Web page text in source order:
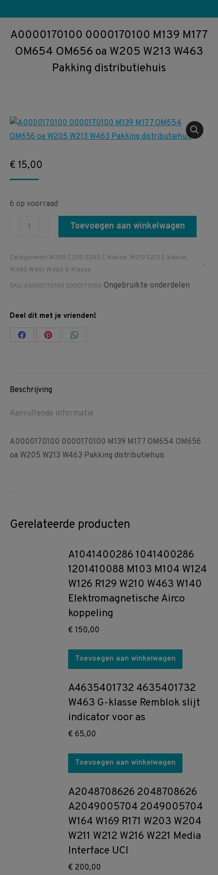
A0000170100 0000170100 M139 M177
OM654 OM656 oa W205 W213 W463
Pakking distributiehuis
€ 15,00
6 op voorraad
A0000170100
M177
OM656
W205
W213
W463
aantal
Toevoegen aan winkelwagen
Categorieën: W205 C205 S205 C-klasse, W213 S213 E-klasse,
W460 W461 W463 G-Klasse
SKU:A0000170100 0000170100 Ongebruikte onderdelen
Deel dit met je vrienden!
Share Share Share
Beschrijving
Aanvullende informatie
A0000170100 0000170100 M139 M177 OM654 OM656
oa W205 W213 W463 Pakking distributiehuis
Gerelateerde producten
A1041400286 1041400286
1201410088 M103 M104 W124
W126 R129 W210 W463 W140
Elektromagnetische Airco
koppeling
€ 150,00
Toevoegen aan winkelwagen
A4635401732 4635401732
W463 G-klasse Remblok slijt
indicator voor as
€ 65,00
Toevoegen aan winkelwagen
A2048708626 2048708626
A2049005704 2049005704
W164 W169 R171 W203 W204
W211 W212 W216 W221 Media
Interface UCI
€ 200,00